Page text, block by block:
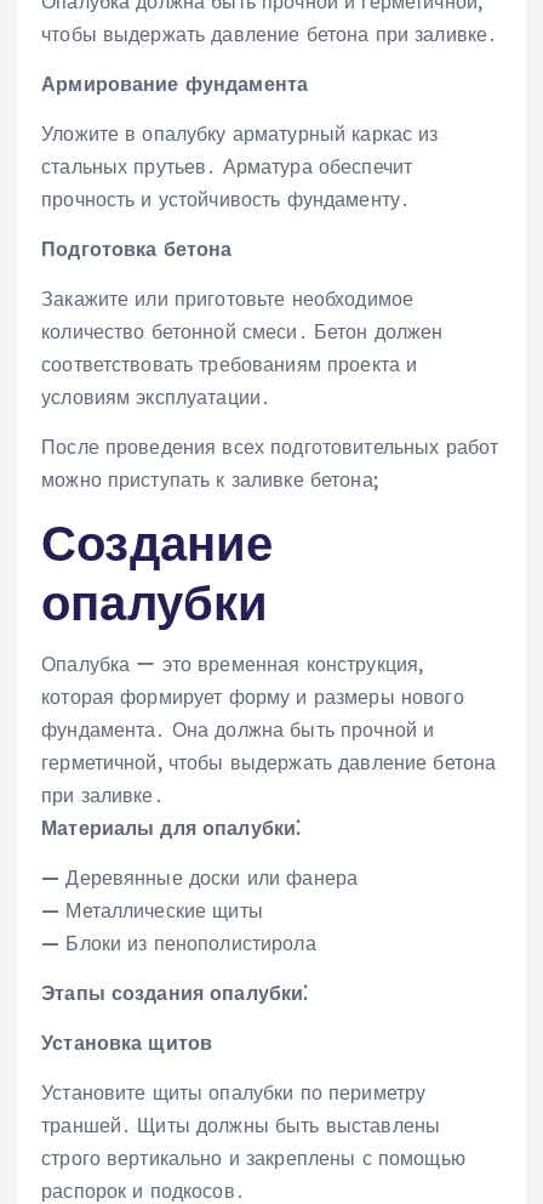
чтобы выдержать давление бетона при заливке․
Армирование фундамента
Уложите в опалубку арматурный каркас из
стальных прутьев․ Арматура обеспечит
прочность и устойчивость фундаменту․
Подготовка бетона
Закажите или приготовьте необходимое
количество бетонной смеси․ Бетон должен
соответствовать требованиям проекта и
условиям эксплуатации․
После проведения всех подготовительных работ
можно приступать к заливке бетона;
Создание
опалубки
Опалубка ー это временная конструкция‚
которая формирует форму и размеры нового
фундамента․ Она должна быть прочной и
герметичной‚ чтобы выдержать давление бетона
при заливке․
Материалы для опалубки⁚
— Деревянные доски или фанера
— Металлические щиты
— Блоки из пенополистирола
Этапы создания опалубки⁚
Установка щитов
Установите щиты опалубки по периметру
траншей․ Щиты должны быть выставлены
строго вертикально и закреплены с помощью
распорок и подкосов․